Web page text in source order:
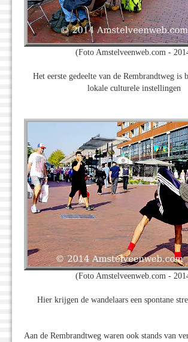
(Foto Amstelveenweb.com -
Het eerste gedeelte van de Rembrandtweg is
lokale culturele instellingen
(Foto Amstelveenweb.com -
Hier krijgen de wandelaars een spontane
Aan de Rembrandtweg waren ook stands van